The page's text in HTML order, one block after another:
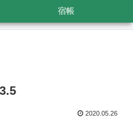
宿帳
2020.05.26